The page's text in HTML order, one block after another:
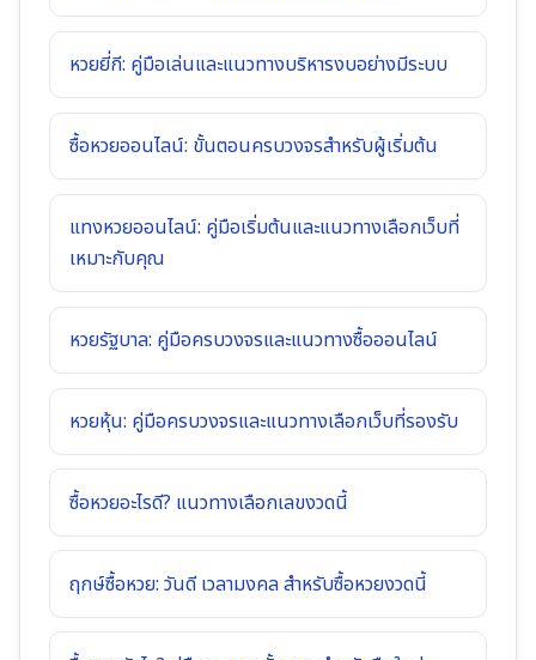
หวยยี่กี: คู่มือเล่นและแนวทางบริหารงบอย่างมีระบบ
ซื้อหวยออนไลน์: ขั้นตอนครบวงจรสำหรับผู้เริ่มต้น
แทงหวยออนไลน์: คู่มือเริ่มต้นและแนวทางเลือกเว็บที่
เหมาะกับคุณ
หวยรัฐบาล: คู่มือครบวงจรและแนวทางซื้อออนไลน์
หวยหุ้น: คู่มือครบวงจรและแนวทางเลือกเว็บที่รองรับ
ซื้อหวยอะไรดี? แนวทางเลือกเลขงวดนี้
ฤกษ์ซื้อหวย: วันดี เวลามงคล สำหรับซื้อหวยงวดนี้